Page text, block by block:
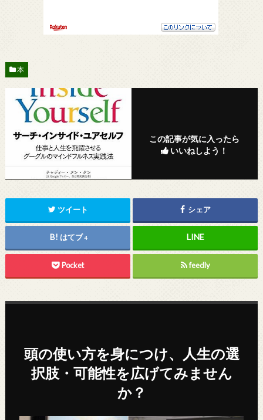
本
この記事が気に入ったら
いいねしよう！
ツイート シェア
はてブ4
Pocket feedly
頭の使い方を身につけ、人生の選
択肢・可能性を広げてみません
か？